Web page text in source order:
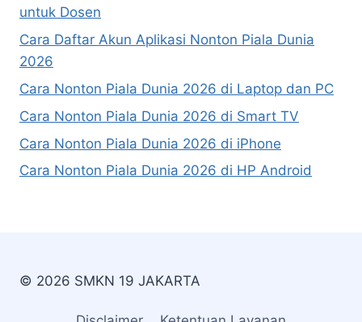
untuk Dosen
Cara Daftar Akun Aplikasi Nonton Piala Dunia
2026
Cara Nonton Piala Dunia 2026 di Laptop dan PC
Cara Nonton Piala Dunia 2026 di Smart TV
Cara Nonton Piala Dunia 2026 di iPhone
Cara Nonton Piala Dunia 2026 di HP Android
© 2026 SMKN 19 JAKARTA